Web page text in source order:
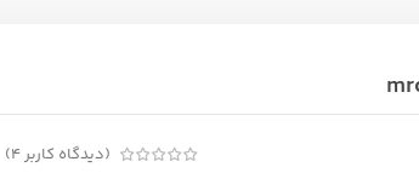
(دیدگاه کاربر4
)